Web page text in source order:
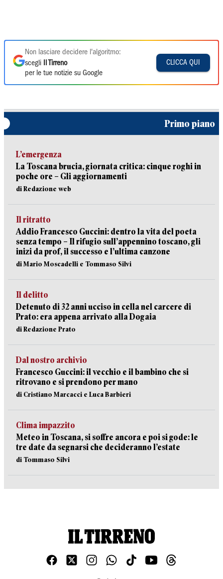
Non lasciare decidere l'algoritmo:
scegli
Il Tirreno
per le tue notizie su Google
CLICCA QUI
Primo piano
L’emergenza
La Toscana brucia, giornata critica: cinque roghi in
poche ore – Gli aggiornamenti
di Redazione web
Il ritratto
Addio Francesco Guccini: dentro la vita del poeta
senza tempo – Il rifugio sull’appennino toscano, gli
inizi da prof, il successo e l’ultima canzone
di Mario Moscadelli e Tommaso Silvi
Il delitto
Detenuto di 32 anni ucciso in cella nel carcere di
Prato: era appena arrivato alla Dogaia
di Redazione Prato
Dal nostro archivio
Francesco Guccini: il vecchio e il bambino che si
ritrovano e si prendono per mano
di Cristiano Marcacci e Luca Barbieri
Clima impazzito
Meteo in Toscana, si soffre ancora e poi si gode: le
tre date da segnarsi che decideranno l’estate
di Tommaso Silvi